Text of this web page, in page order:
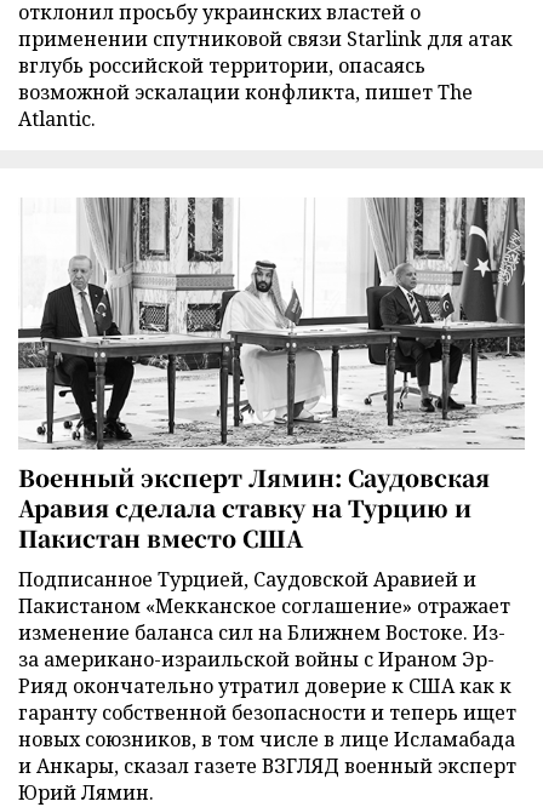
отклонил просьбу украинских властей о
применении спутниковой связи Starlink для атак
вглубь российской территории, опасаясь
возможной эскалации конфликта, пишет The
Atlantic.
Военный эксперт Лямин: Саудовская
Аравия сделала ставку на Турцию и
Пакистан вместо США
Подписанное Турцией, Саудовской Аравией и
Пакистаном «Мекканское соглашение» отражает
изменение баланса сил на Ближнем Востоке. Из-
за американо-израильской войны с Ираном Эр-
Рияд окончательно утратил доверие к США как к
гаранту собственной безопасности и теперь ищет
новых союзников, в том числе в лице Исламабада
и Анкары, сказал газете ВЗГЛЯД военный эксперт
Юрий Лямин.